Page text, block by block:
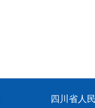
四川省人